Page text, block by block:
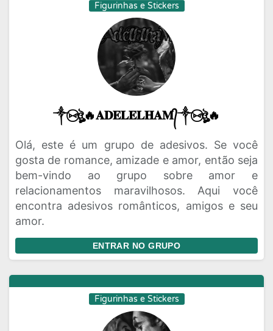
Figurinhas e Stickers
༒⑅⃝ঔৣ🔥𝐀𝐃𝐄𝐋𝐄𝐋𝐇𝐀𝐌᭄༒⑅⃝ঔৣ🔥
Olá, este é um grupo de adesivos. Se você
gosta de romance, amizade e amor, então seja
bem-vindo ao grupo sobre amor e
relacionamentos maravilhosos. Aqui você
encontra adesivos românticos, amigos e seu
amor.
ENTRAR NO GRUPO
Figurinhas e Stickers